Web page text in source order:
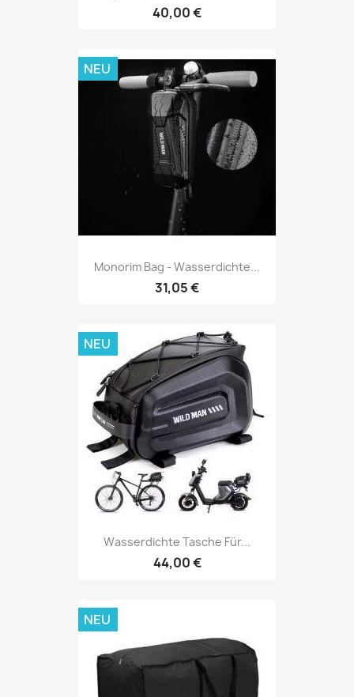
40,00 €
Monorim Bag - Wasserdichte...
31,05 €
NEU
Wasserdichte Tasche Für...
44,00 €
NEU
NEU